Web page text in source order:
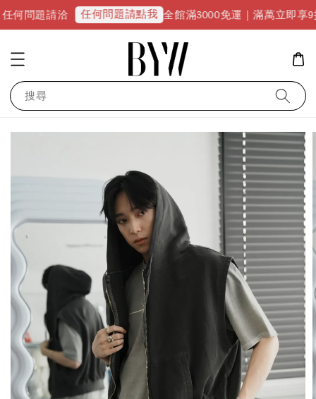
任何問題請點我 全館滿3000免運｜滿萬立即享9折優惠並
搜尋